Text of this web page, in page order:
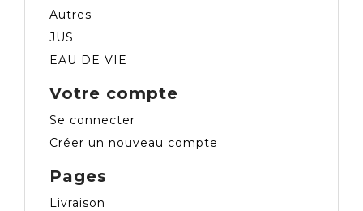
Autres
JUS
EAU DE VIE
Votre compte
Se connecter
Créer un nouveau compte
Pages
Livraison